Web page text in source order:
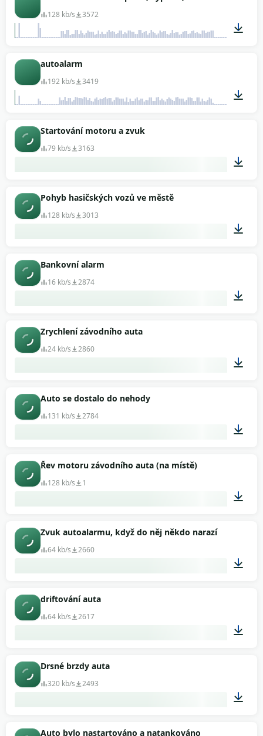
128 kb/s 3572
autoalarm
192 kb/s 3419
Startování motoru a zvuk
79 kb/s 3163
Pohyb hasičských vozů ve městě
128 kb/s 3013
Bankovní alarm
16 kb/s 2874
Zrychlení závodního auta
24 kb/s 2860
Auto se dostalo do nehody
131 kb/s 2784
Řev motoru závodního auta (na místě)
128 kb/s 1
Zvuk autoalarmu, když do něj někdo narazí
64 kb/s 2660
driftování auta
64 kb/s 2617
Drsné brzdy auta
320 kb/s 2493
Auto bylo nastartováno a natankováno